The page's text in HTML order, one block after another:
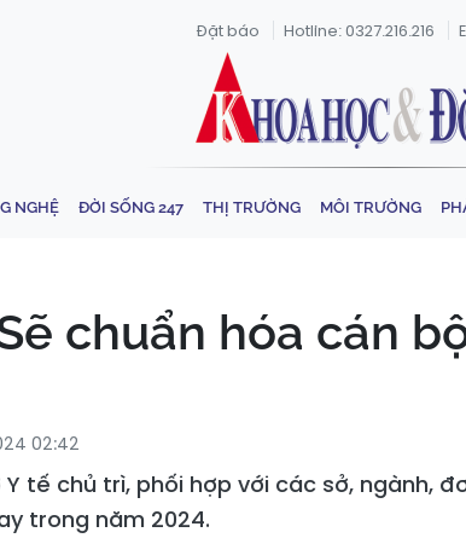
Đặt báo Hotline: 0327.216.216
NGHỆ ĐỜI SỐNG 247 THỊ TRƯỜNG MÔI TRƯỜNG
chuẩn hóa cán
02:42
Y tế chủ trì, phối hợp với các sở, ngành,
trong năm 2024.